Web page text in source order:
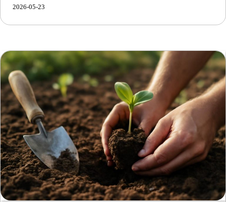
2026-05-23